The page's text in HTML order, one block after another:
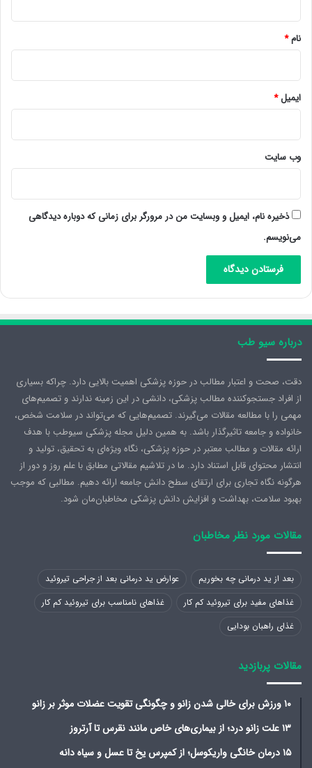
نام*
ایمیل*
وب‌ سایت
ذخیره نام، ایمیل و وبسایت من در مرورگر برای زمانی که دوباره دیدگاهی
می‌نویسم.
درباره سیو طب
دقت، صحت و اعتبار مطالب در حوزه پزشکی اهمیت بالایی دارد. چراکه بسیاری
از افراد جستجوکننده مطالب پزشکی، دانشی در این زمینه ندارند و تصمیم‌های
مهمی را با مطالعه مقالات می‌گیرند. تصمیم‌هایی که می‌تواند در سلامت شخص،
خانواده و جامعه تاثیرگذار باشد. به همین دلیل مجله پزشکی سیوطب با هدف
ارائه مقالات و مطالب معتبر در حوزه پزشکی، نگاه ویژه‌ای به تحقیق، تولید و
انتشار محتوای قابل استناد دارد. ما در تلاشیم مقالاتی مطابق با علم روز و دور از
هرگونه نگاه تجاری برای ارتقای سطح دانش جامعه ارائه دهیم. مطالبی که موجب
بهبود سلامت، بهداشت و افزایش دانش پزشکی مخاطبان‌مان شود.
مقالات مورد نظر مخاطبان
بعد از ید درمانی چه بخوریم
عوارض ید درمانی بعد از جراحی تیروئید
غذاهای مفید برای تیروئید کم کار
غذاهای نامناسب برای تیروئید کم کار
غذای راهبان بودایی
مقالات پربازدید
۱۰ ورزش برای خالی شدن زانو و چگونگی تقویت عضلات موثر بر زانو
۱۳ علت زانو درد؛ از بیماری‌های خاص مانند نقرس تا آرتروز
۱۵ درمان خانگی واریکوسل؛ از کمپرس یخ تا عسل و سیاه دانه